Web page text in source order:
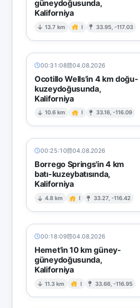
güneydoğusunda,
Kaliforniya
13.7 km I 33.95, -117.03
00:31:08 04.08.2026
Ocotillo Wells'in 4 km doğu-
kuzeydoğusunda,
Kaliforniya
10.6 km I 33.16, -116.09
00:25:10 04.08.2026
Borrego Springs'in 4 km
batı-kuzeybatısında,
Kaliforniya
4.8 km I 33.27, -116.42
00:18:09 04.08.2026
Hemet'in 10 km güney-
güneydoğusunda,
Kaliforniya
11.3 km I 33.66, -116.95